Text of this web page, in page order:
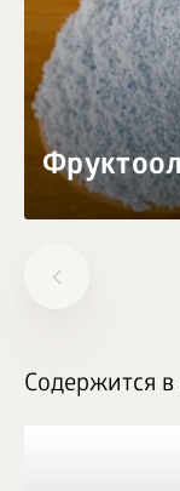
Содержится в